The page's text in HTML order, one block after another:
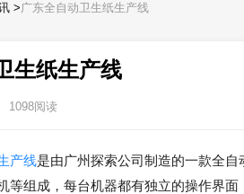
>广东全自动卫生纸生产线
生纸生产线
1098阅读
产线是由广州探索公司制造的一款全
等组成，每台机器都有独立的操作界面